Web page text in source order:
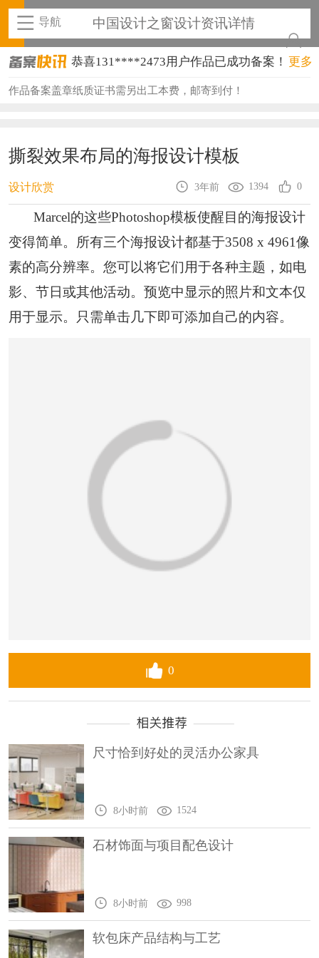
导航 中国设计之窗设计资讯详情
恭喜131****2473用户作品已成功备案！
恭喜159****4201用户作品已成功备案！
恭喜131****1475用户作品已成功备案！
恭喜138****8638用户作品已成功备案！
恭喜133****9020用户作品已成功备案！
恭喜136****9807用户作品已成功备案！
恭喜159****4930用户作品已成功备案！
恭喜150****6483用户作品已成功备案！
更多
作品备案盖章纸质证书需另出工本费，邮寄到付！
撕裂效果布局的海报设计模板
设计欣赏 3年前 1394 0
Marcel的这些Photoshop模板使醒目的海报设计
变得简单。所有三个海报设计都基于3508 x 4961像
素的高分辨率。您可以将它们用于各种主题，如电
影、节日或其他活动。预览中显示的照片和文本仅
用于显示。只需单击几下即可添加自己的内容。
0
尺寸恰到好处的灵活办公家具
8小时前 1524
石材饰面与项目配色设计
8小时前 998
软包床产品结构与工艺